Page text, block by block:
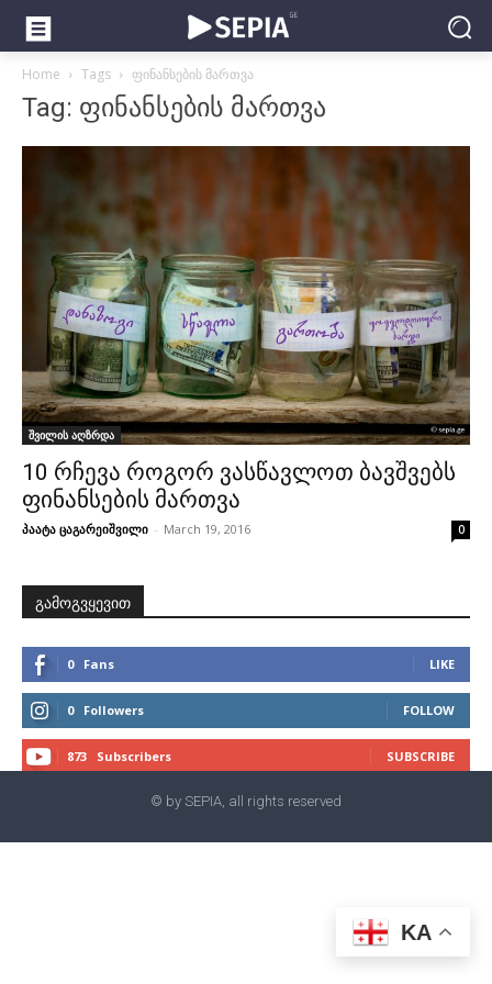
Home Tags ფინანსების მართვა
Tag: ფინანსების მართვა
შვილის აღზრდა
10 რჩევა როგორ ვასწავლოთ ბავშვებს
ფინანსების მართვა
პაატა ცაგარეიშვილი - March 19, 2016 0
გამოგვყევით
0 Fans LIKE
0 Followers FOLLOW
873 Subscribers SUBSCRIBE
© by SEPIA, all rights reserved
KA